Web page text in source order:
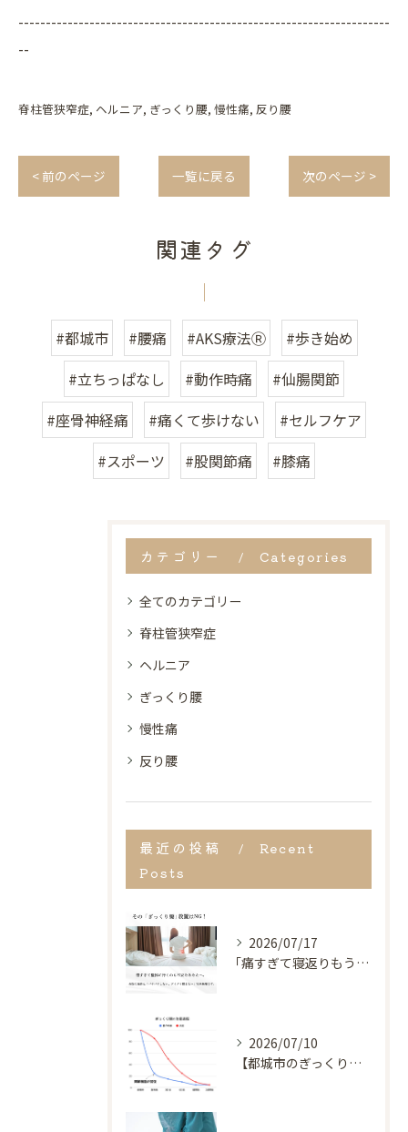
--------------------------------------------------------------------
--
脊柱管狭窄症 ヘルニア ぎっくり腰 慢性痛 反り腰
< 前のページ 一覧に戻る 次のページ >
関連タグ
#都城市 #腰痛 #AKS療法Ⓡ
#歩き始め
#立ちっぱなし
#動作時痛
#仙腸関節
#座骨神経痛
#痛くて歩けない
#セルフケア
#スポーツ
#股関節痛 #膝痛
カテゴリー Categories
全てのカテゴリー
脊柱管狭窄症
ヘルニア
ぎっくり腰
慢性痛
反り腰
最近の投稿
Recent
Posts
2026/07/17
｢痛すぎて寝返りもうてない…｣
2026/07/10
【都城市のぎっくり腰専門】動けない・寝返りが打てない激痛を根本改善｜奏でる整骨院